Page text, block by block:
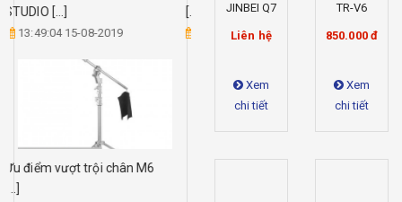
JINBEI Q7
Liên hệ
Xem
chi tiết
TR-V6
850.000 đ
Xem
chi tiết
STUDIO [...]
13:49:04 15-08-2019
Ưu điểm vượt trội chân M6
11:05:28 09-01-2019